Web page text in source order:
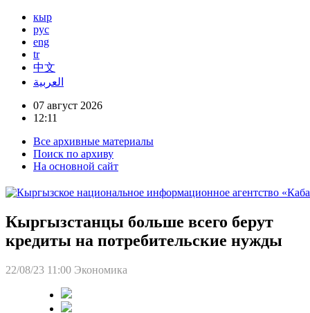
кыр
рус
eng
tr
中文
العربية
07 август 2026
12:11
Все архивные материалы
Поиск по архиву
На основной сайт
Кыргызстанцы больше всего берут
кредиты на потребительские нужды
22/08/23 11:00 Экономика